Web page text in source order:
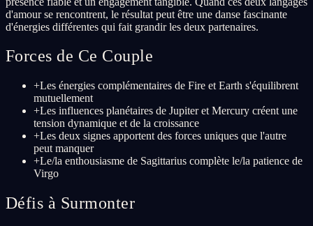
d'amour se rencontrent, le résultat peut être une danse fascinante
d'énergies différentes qui fait grandir les deux partenaires.
Forces de Ce Couple
+Les énergies complémentaires de Fire et Earth s'équilibrent
mutuellement
+Les influences planétaires de Jupiter et Mercury créent une
tension dynamique et de la croissance
+Les deux signes apportent des forces uniques que l'autre
peut manquer
+Le/la enthousiasme de Sagittarius complète le/la patience de
Virgo
Défis à Surmonter